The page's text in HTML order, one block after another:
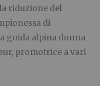
riduzione del
di
guida alpina donna
promotrice a vari